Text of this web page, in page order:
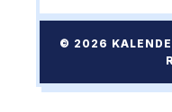
© 2026